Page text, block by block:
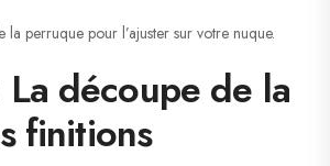
la perruque pour l’ajuster sur votre nuque.
découpe de la
finitions